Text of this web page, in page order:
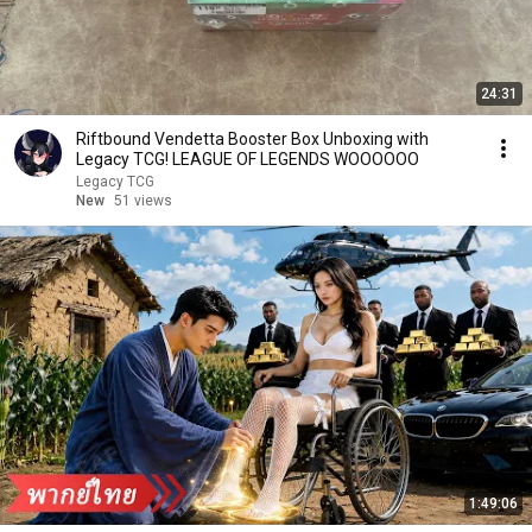
24:31
Riftbound Vendetta Booster Box Unboxing with
Legacy TCG! LEAGUE OF LEGENDS WOOOOOO
Legacy TCG
New 51 views
1:49:06